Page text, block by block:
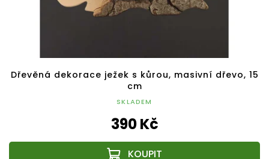
Dřevěná dekorace ježek s kůrou, masivní dřevo, 15
cm
SKLADEM
390 Kč